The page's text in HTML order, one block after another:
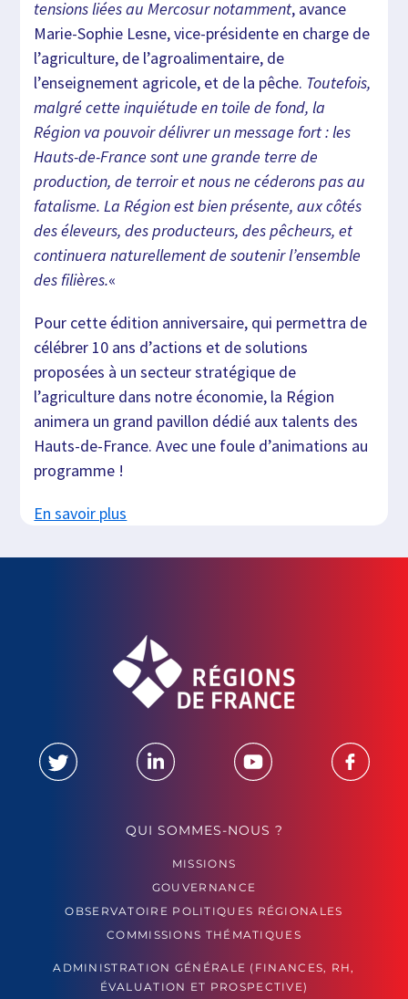
tensions liées au Mercosur notamment, avance
Marie-Sophie Lesne, vice-présidente en charge de
l’agriculture, de l’agroalimentaire, de
l’enseignement agricole, et de la pêche. Toutefois,
malgré cette inquiétude en toile de fond, la
Région va pouvoir délivrer un message fort : les
Hauts-de-France sont une grande terre de
production, de terroir et nous ne céderons pas au
fatalisme. La Région est bien présente, aux côtés
des éleveurs, des producteurs, des pêcheurs, et
continuera naturellement de soutenir l’ensemble
des filières.«
Pour cette édition anniversaire, qui permettra de
célébrer 10 ans d’actions et de solutions
proposées à un secteur stratégique de
l’agriculture dans notre économie, la Région
animera un grand pavillon dédié aux talents des
Hauts-de-France. Avec une foule d’animations au
programme !
En savoir plus
QUI SOMMES-NOUS ?
MISSIONS
GOUVERNANCE
OBSERVATOIRE POLITIQUES RÉGIONALES
COMMISSIONS THÉMATIQUES
ADMINISTRATION GÉNÉRALE (FINANCES, RH,
ÉVALUATION ET PROSPECTIVE)